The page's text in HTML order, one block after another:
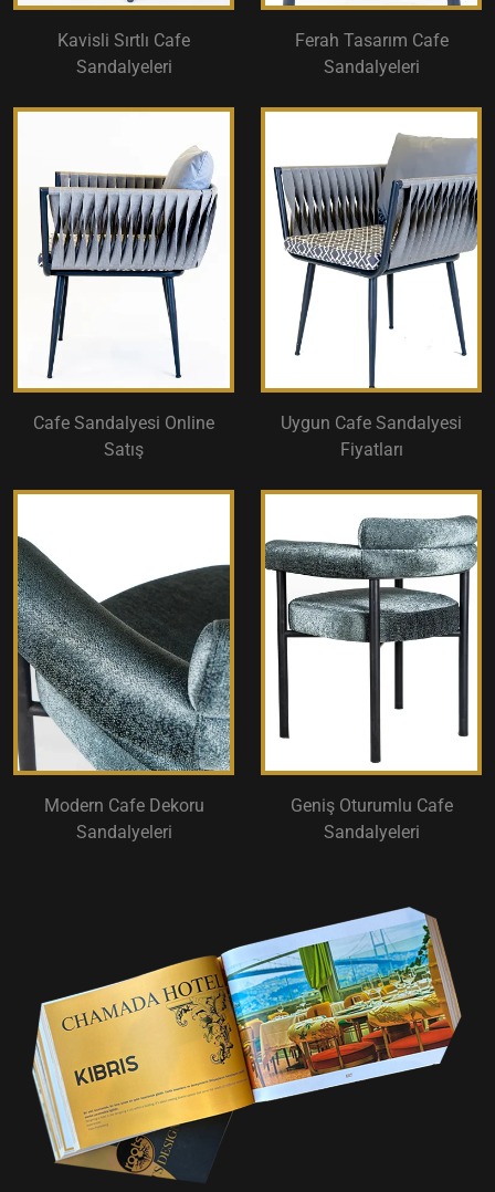
Kavisli Sırtlı Cafe
Sandalyeleri
Ferah Tasarım Cafe
Sandalyeleri
Cafe Sandalyesi Online
Satış
Uygun Cafe Sandalyesi
Fiyatları
Modern Cafe Dekoru
Sandalyeleri
Geniş Oturumlu Cafe
Sandalyeleri